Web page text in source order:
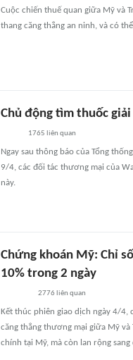
Cuộc chiến thuế quan giữa Mỹ và
thang căng thẳng an ninh, và có
Chủ động tìm thuốc giải
1765 liên quan
Ngay sau thông báo của Tổng
9/4, các đối tác thương mại của
này.
Chứng khoán Mỹ: Chỉ
10% trong 2 ngày
2776 liên quan
Kết thúc phiên giao dịch ngày 4/4,
căng thẳng thương mại giữa Mỹ và
chính tại Mỹ, mà còn lan rộng